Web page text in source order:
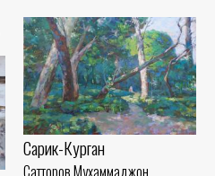
Сарик-Курган
Сатторов Мухаммаджон